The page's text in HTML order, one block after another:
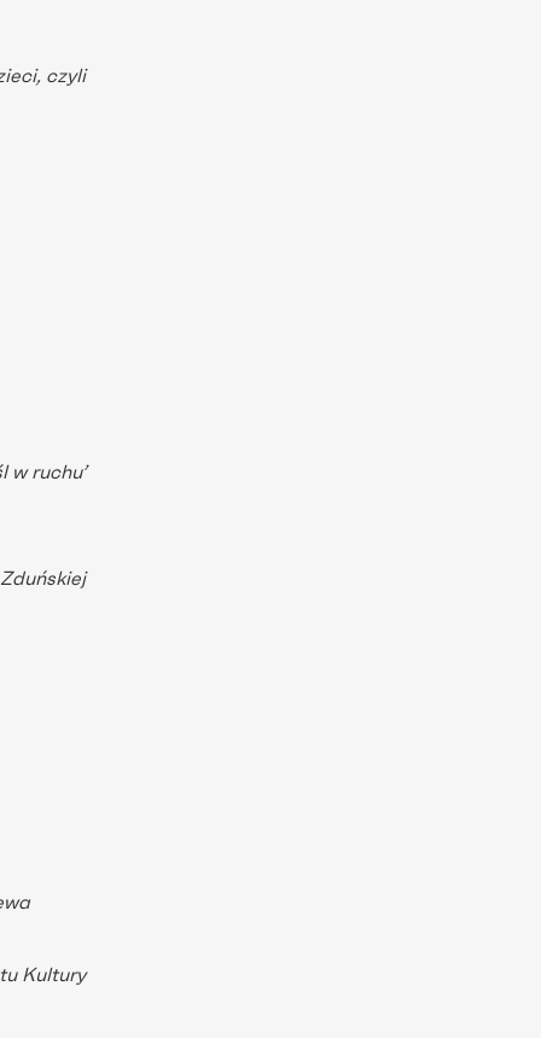
czyli
w ruchu’
Kultury